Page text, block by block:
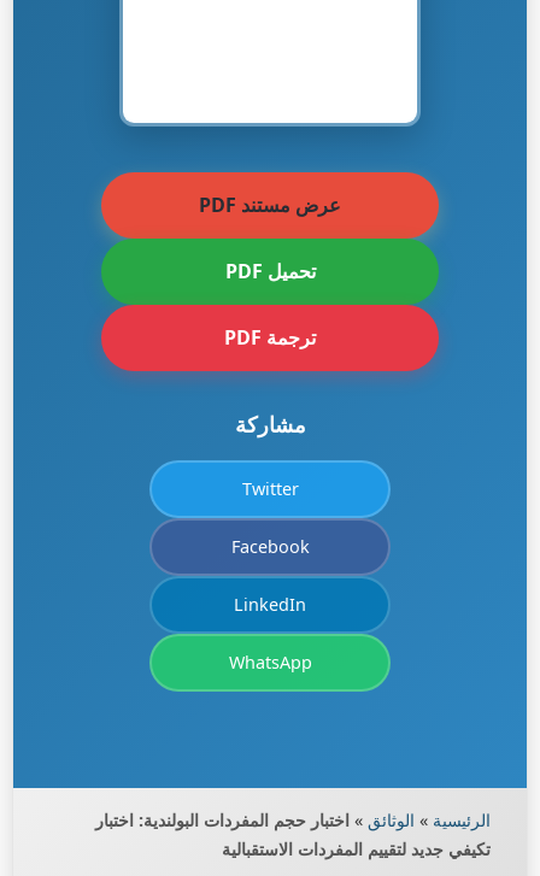
عرض مستند PDF
تحميل PDF
ترجمة PDF
مشاركة
Twitter
Facebook
LinkedIn
WhatsApp
الرئيسية » الوثائق » اختبار حجم المفردات البولندية: اختبار
تكيفي جديد لتقييم المفردات الاستقبالية